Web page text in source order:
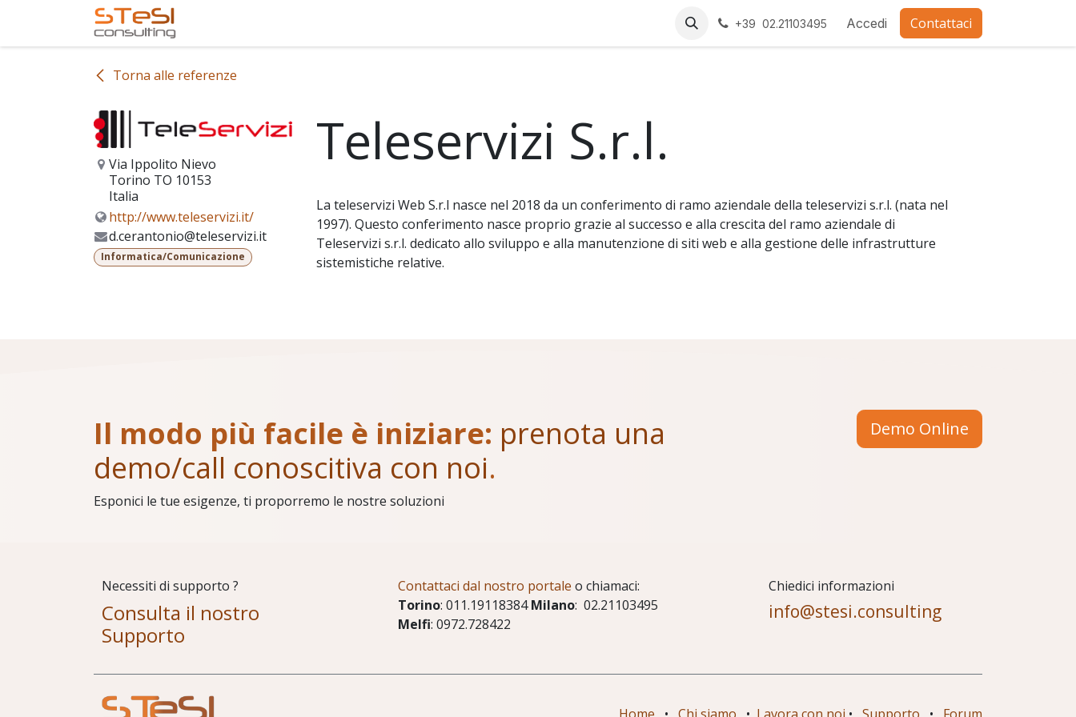
Passa al contenuto
Lavora con noi+39 02.21103495 Accedi Contattaci
Torna alle referenze
Via Ippolito Nievo
Torino TO 10153
Italia
http://www.teleservizi.it/
d.cerantonio@teleservizi.it
Informatica/Comunicazione
Teleservizi S.r.l.
La teleservizi Web S.r.l nasce nel 2018 da un conferimento di ramo aziendale della teleservizi s.r.l. (nata nel
1997). Questo conferimento nasce proprio grazie al successo e alla crescita del ramo aziendale di
Teleservizi s.r.l. dedicato allo sviluppo e alla manutenzione di siti web e alla gestione delle infrastrutture
sistemistiche relative.
Il modo più facile è iniziare: prenota una
demo/call conoscitiva con noi.
Esponici le tue esigenze, ti proporremo le nostre soluzioni
Demo Online
Necessiti di supporto ?
Consulta il nostro
Supporto
Chiedici informazioni
info@stesi.consulting
Contattaci dal nostro portale o chiamaci:
Torino: 011.19118384Milano: 02.21103495
Melfi: 0972.728422